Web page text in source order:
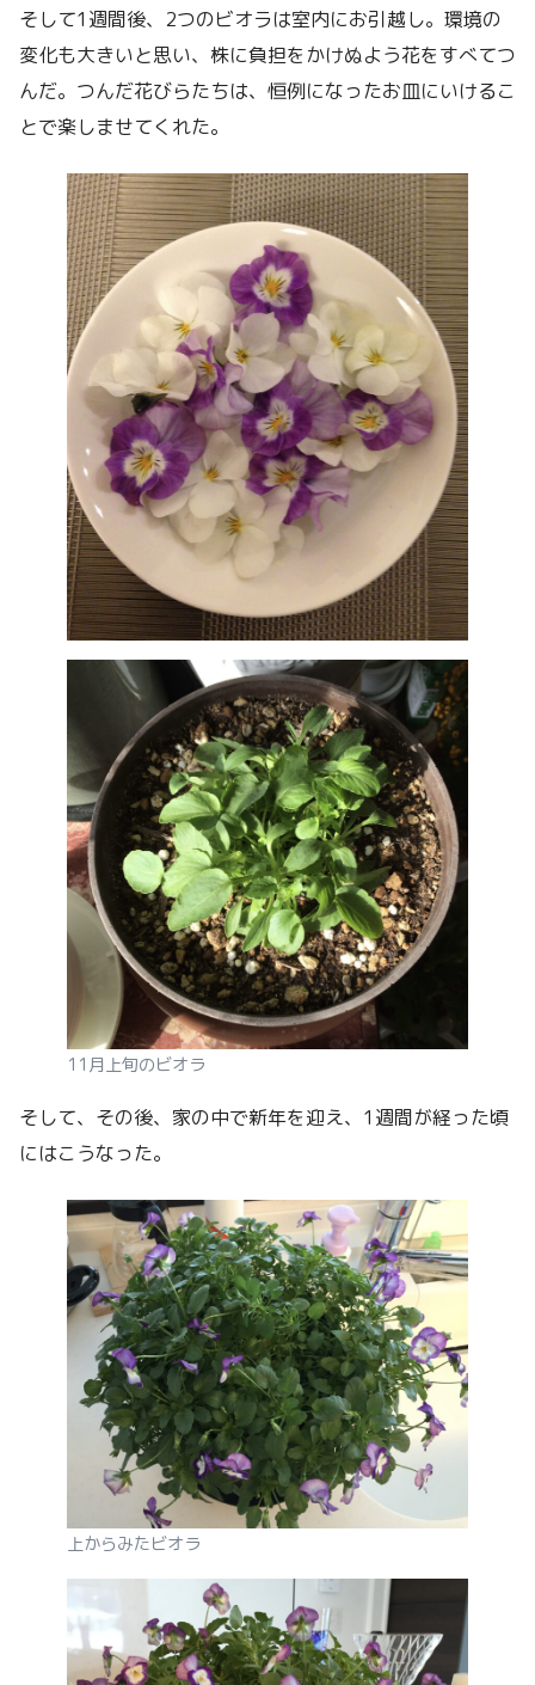
そして1週間後、2つのビオラは室内にお引越し。環境の
変化も大きいと思い、株に負担をかけぬよう花をすべてつ
んだ。つんだ花びらたちは、恒例になったお皿にいけるこ
とで楽しませてくれた。
11月上旬のビオラ
そして、その後、家の中で新年を迎え、1週間が経った頃
にはこうなった。
上からみたビオラ